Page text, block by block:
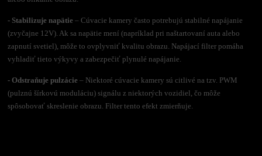
- Stabilizuje napätie – Cúvacie kamery často potrebujú stabilné napájanie
(zvyčajne 12V). Ak sa napätie mení (napríklad pri naštartovaní auta alebo
zapnutí svetiel), môže to ovplyvniť kvalitu obrazu. Napájací filter pomáha
vyhladiť tieto výkyvy a zabezpečiť plynulé napájanie.
- Odstraňuje pulzácie – Niektoré cúvacie kamery sú citlivé na tzv. PWM
(pulznú šírkovú moduláciu) signálu z niektorých vozidiel, čo môže
spôsobovať skreslenie obrazu. Filter tento efekt zmierňuje.